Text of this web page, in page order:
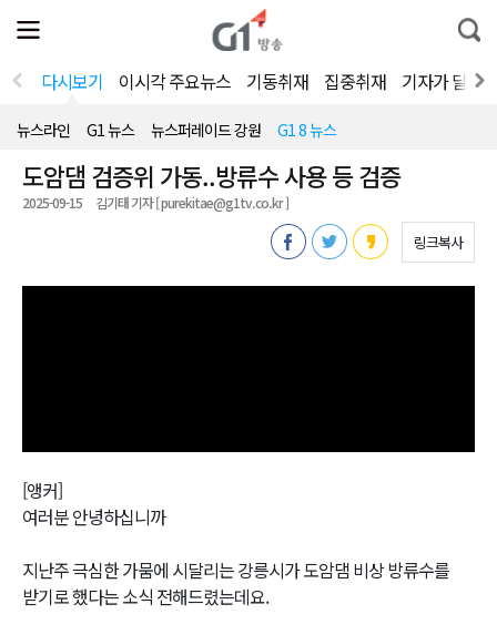
전
체
뉴
열
통
합
색
다시보기 이시각 주요뉴스 기동취재 집중취재 기자가 달려
뉴스라인 G1 뉴스 뉴스퍼레이드 강원 G1 8 뉴스
도암댐 검증위 가동..방류수 사용 등 검증
2025-09-15 김기태 기자 [ purekitae@g1tv.co.kr ]
링크복사
[앵커]
여러분 안녕하십니까
지난주 극심한 가뭄에 시달리는 강릉시가 도암댐 비상 방류수를
받기로 했다는 소식 전해드렸는데요.